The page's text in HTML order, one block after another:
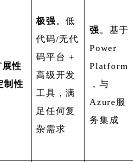
性
制性
极强 。低
代码/无代
码平台 +
高级开发
工具，满
足任何复
杂需求
强 。基于
Power
Platform
，与
Azure服
务集成